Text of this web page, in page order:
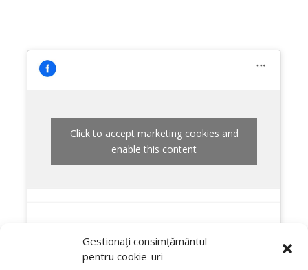
Gestionați consimțământul
pentru cookie-uri
Click to accept marketing cookies and
enable this content